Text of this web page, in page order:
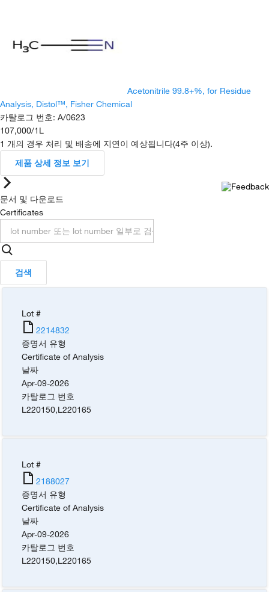
Acetonitrile 99.8+%, for Residue
Analysis, Distol™, Fisher Chemical
카탈로그 번호: A/0623
107,000/1L
1 개의 경우 처리 및 배송에 지연이 예상됩니다(4주 이상).
제품 상세 정보 보기
문서 및 다운로드
Certificates
검색
Lot #
2214832
증명서 유형
Certificate of Analysis
날짜
Apr-09-2026
카탈로그 번호
L220150,L220165
Lot #
2188027
증명서 유형
Certificate of Analysis
날짜
Apr-09-2026
카탈로그 번호
L220150,L220165